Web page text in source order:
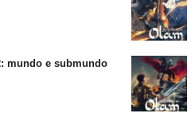
mundo e submundo